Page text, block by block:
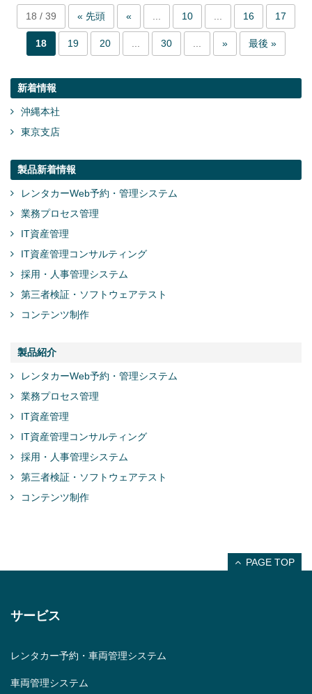
18 / 39 « 先頭 « 10 16 17
18 19 20 30 » 最後 »
新着情報
沖縄本社
東京支店
製品新着情報
レンタカーWeb予約・管理システム
業務プロセス管理
IT資産管理
IT資産管理コンサルティング
採用・人事管理システム
第三者検証・ソフトウェアテスト
コンテンツ制作
製品紹介
レンタカーWeb予約・管理システム
業務プロセス管理
IT資産管理
IT資産管理コンサルティング
採用・人事管理システム
第三者検証・ソフトウェアテスト
コンテンツ制作
PAGE TOP
サービス
レンタカー予約・車両管理システム
車両管理システム